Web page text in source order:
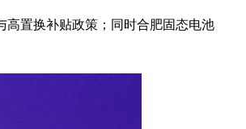
置换补贴政策；同时合肥固态电池